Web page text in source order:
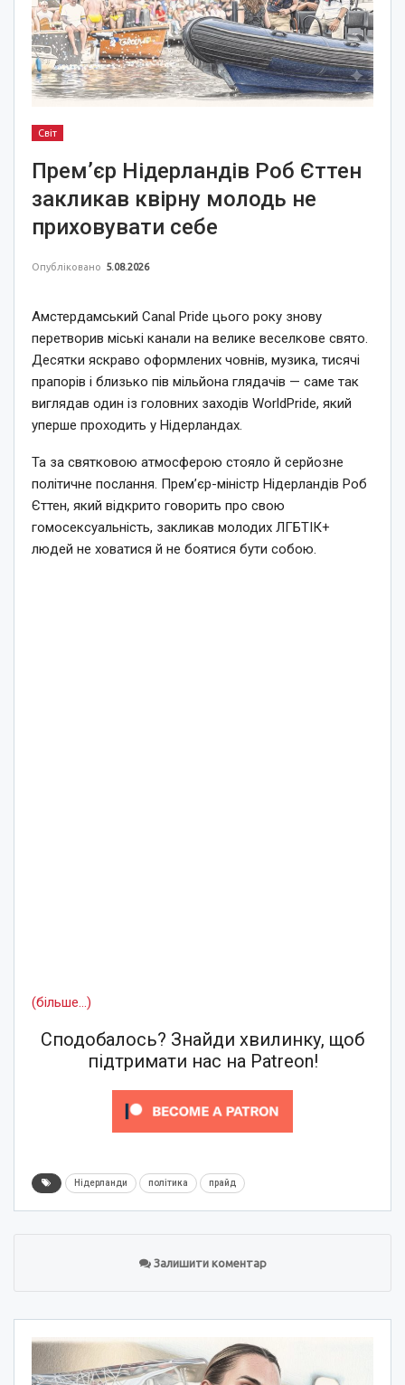
Світ
Прем’єр Нідерландів Роб Єттен
закликав квірну молодь не
приховувати себе
Опубліковано 5.08.2026
Амстердамський Canal Pride цього року знову
перетворив міські канали на велике веселкове свято.
Десятки яскраво оформлених човнів, музика, тисячі
прапорів і близько пів мільйона глядачів — саме так
виглядав один із головних заходів WorldPride, який
уперше проходить у Нідерландах.
Та за святковою атмосферою стояло й серйозне
політичне послання. Прем’єр-міністр Нідерландів Роб
Єттен, який відкрито говорить про свою
гомосексуальність, закликав молодих ЛГБТІК+
людей не ховатися й не боятися бути собою.
(більше…)
Сподобалось? Знайди хвилинку, щоб
підтримати нас на Patreon!
Нідерланди політика прайд
Залишити коментар